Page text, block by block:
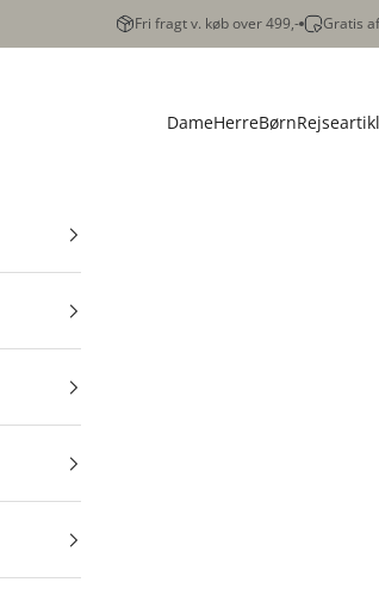
Fri fragt v. køb over 499,- Gratis
DameHerreBørn